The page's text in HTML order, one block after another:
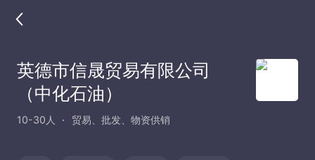
英德市信晟贸易有限公司
（中化石油）
10-30人 贸易、批发、物资供销